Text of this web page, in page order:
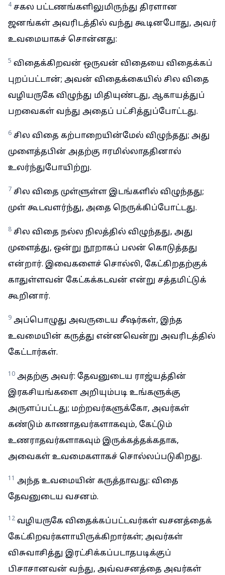
4 சகல பட்டணங்களிலுமிருந்து திரளான
ஜனங்கள் அவரிடத்தில் வந்து கூடினபோது, அவர்
உவமையாகச் சொன்னது:
5 விதைக்கிறவன் ஒருவன் விதையை விதைக்கப்
புறப்பட்டான்; அவன் விதைக்கையில் சில விதை
வழியருகே விழுந்து மிதியுண்டது, ஆகாயத்துப்
பறவைகள் வந்து அதைப் பட்சித்துப்போட்டது.
6 சில விதை கற்பாறையின்மேல் விழுந்தது; அது
முளைத்தபின் அதற்கு ஈரமில்லாததினால்
உலர்ந்துபோயிற்று.
7 சில விதை முள்ளுள்ள இடங்களில் விழுந்தது;
முள் கூடவளர்ந்து, அதை நெருக்கிப்போட்டது.
8 சில விதை நல்ல நிலத்தில் விழுந்தது, அது
முளைத்து, ஒன்று நூறாகப் பலன் கொடுத்தது
என்றார். இவைகளைச் சொல்லி, கேட்கிறதற்குக்
காதுள்ளவன் கேட்கக்கடவன் என்று சத்தமிட்டுக்
கூறினார்.
9 அப்பொழுது அவருடைய சீஷர்கள், இந்த
உவமையின் கருத்து என்னவென்று அவரிடத்தில்
கேட்டார்கள்.
10 அதற்கு அவர்: தேவனுடைய ராஜ்யத்தின்
இரகசியங்களை அறியும்படி உங்களுக்கு
அருளப்பட்டது; மற்றவர்களுக்கோ, அவர்கள்
கண்டும் காணாதவர்களாகவும், கேட்டும்
உணராதவர்களாகவும் இருக்கத்தக்கதாக,
அவைகள் உவமைகளாகச் சொல்லப்படுகிறது.
11 அந்த உவமையின் கருத்தாவது: விதை
தேவனுடைய வசனம்.
12 வழியருகே விதைக்கப்பட்டவர்கள் வசனத்தைக்
கேட்கிறவர்களாயிருக்கிறார்கள்; அவர்கள்
விசுவாசித்து இரட்சிக்கப்படாதபடிக்குப்
பிசாசானவன் வந்து, அவ்வசனத்தை அவர்கள்